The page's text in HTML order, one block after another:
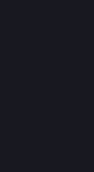
05/21